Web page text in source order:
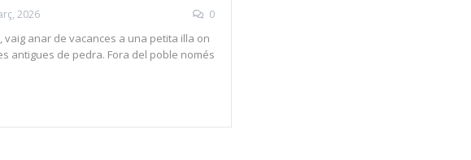
2026 0
vaig anar de vacances a una petita illa on
antigues de pedra. Fora del poble només